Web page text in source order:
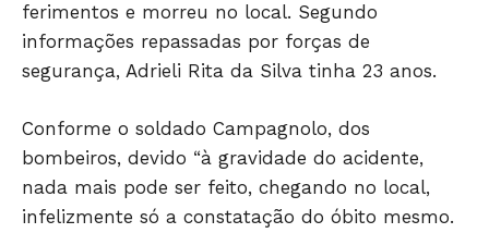
Só Notícias
ferimentos e morreu no local. Segundo
informações repassadas por forças de
segurança, Adrieli Rita da Silva tinha 23 anos.
Conforme o soldado Campagnolo, dos
bombeiros, devido “à gravidade do acidente,
nada mais pode ser feito, chegando no local,
infelizmente só a constatação do óbito mesmo.